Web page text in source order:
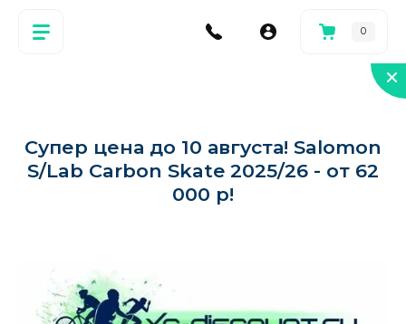
0
Супер цена до 10 августа! Salomon
S/Lab Carbon Skate 2025/26 - от 62
000 р!